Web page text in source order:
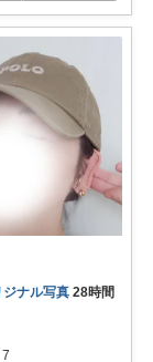
ジナル写真 28時間
7